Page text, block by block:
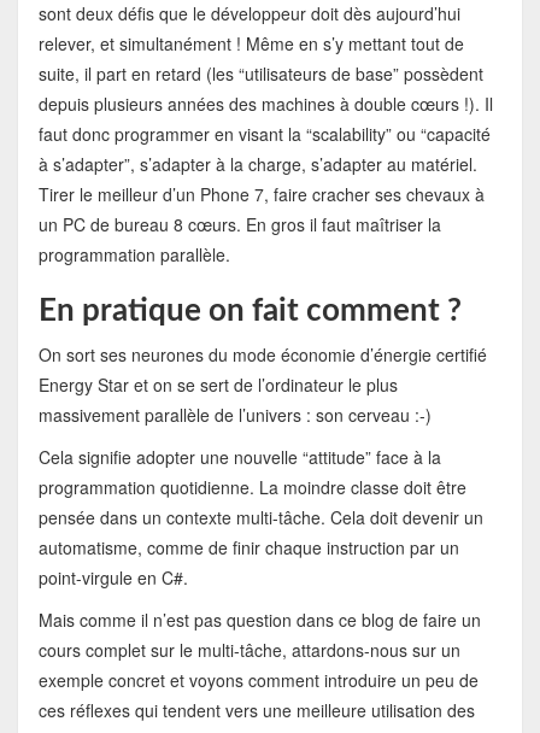
sont deux défis que le développeur doit dès aujourd’hui
relever, et simultanément ! Même en s’y mettant tout de
suite, il part en retard (les “utilisateurs de base” possèdent
depuis plusieurs années des machines à double cœurs !). Il
faut donc programmer en visant la “scalability” ou “capacité
à s’adapter”, s’adapter à la charge, s’adapter au matériel.
Tirer le meilleur d’un Phone 7, faire cracher ses chevaux à
un PC de bureau 8 cœurs. En gros il faut maîtriser la
programmation parallèle.
En pratique on fait comment ?
On sort ses neurones du mode économie d’énergie certifié
Energy Star et on se sert de l’ordinateur le plus
massivement parallèle de l’univers : son cerveau :-)
Cela signifie adopter une nouvelle “attitude” face à la
programmation quotidienne. La moindre classe doit être
pensée dans un contexte multi-tâche. Cela doit devenir un
automatisme, comme de finir chaque instruction par un
point-virgule en C#.
Mais comme il n’est pas question dans ce blog de faire un
cours complet sur le multi-tâche, attardons-nous sur un
exemple concret et voyons comment introduire un peu de
ces réflexes qui tendent vers une meilleure utilisation des